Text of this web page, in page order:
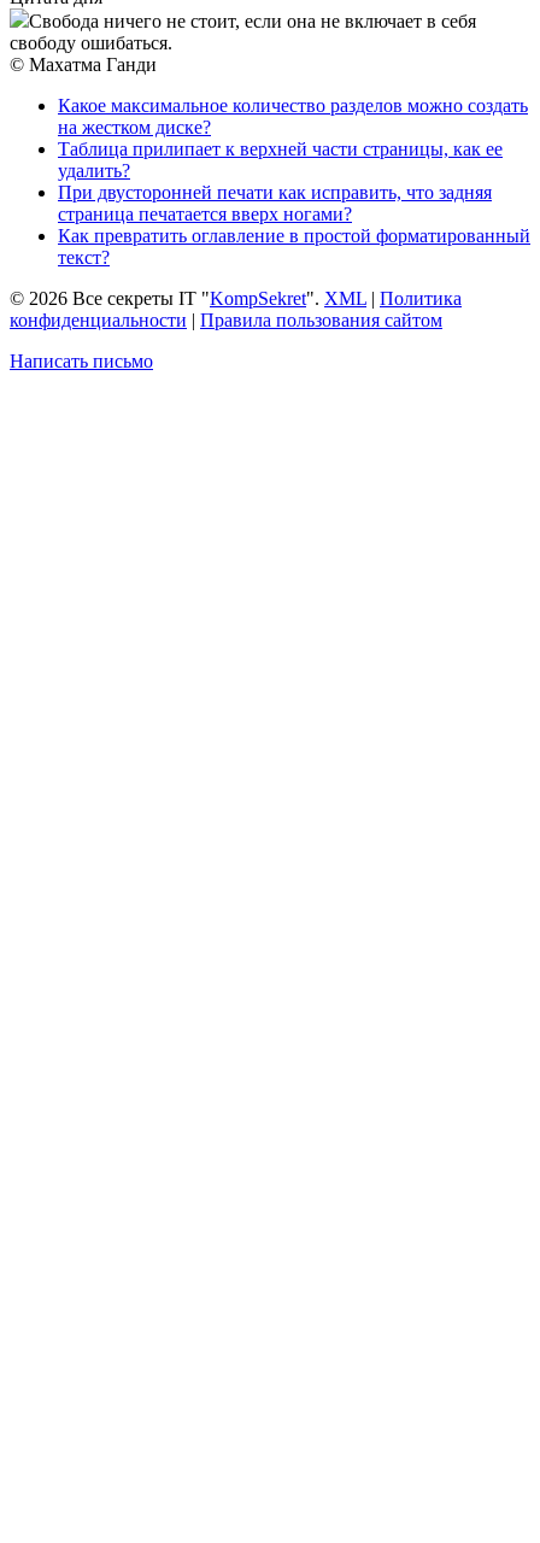
Свобода ничего не стоит, если она не включает в себя
свободу ошибаться.
© Махатма Ганди
Какое максимальное количество разделов можно создать
на жестком диске?
Таблица прилипает к верхней части страницы, как ее
удалить?
При двусторонней печати как исправить, что задняя
страница печатается вверх ногами?
Как превратить оглавление в простой форматированный
текст?
© 2026 Все секреты IT "KompSekret". XML | Политика
конфиденциальности | Правила пользования сайтом
Написать письмо